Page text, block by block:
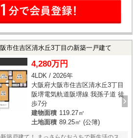
市住吉区清水丘3丁目の新築一戸建て
4,280万円
4LDK / 2026年
大阪府大阪市住吉区清水丘3丁目
阪堺電気軌道阪堺線 我孫子道 徒
歩7分
建物面積 119.27㎡
土地面積 89.25㎡ (公簿)